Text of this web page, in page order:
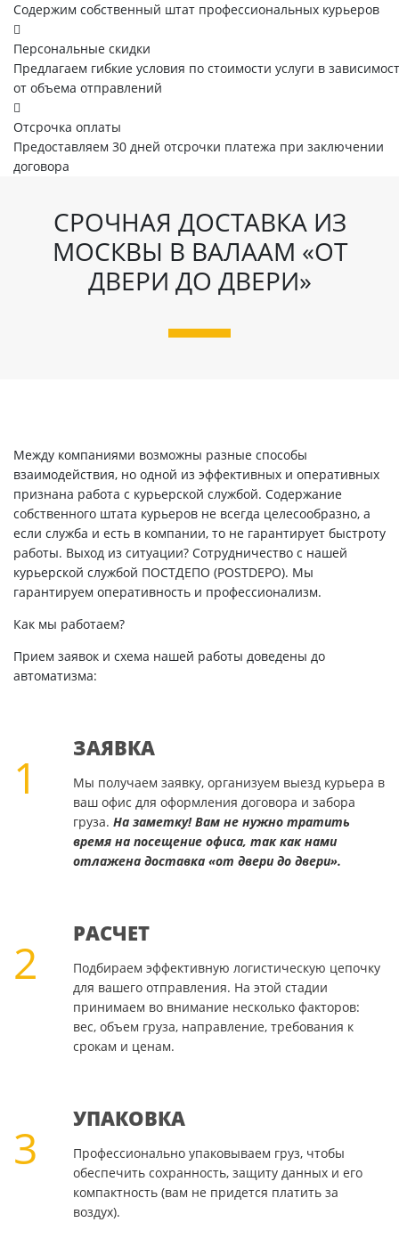
Содержим собственный штат профессиональных курьеров
Персональные скидки
Предлагаем гибкие условия по стоимости услуги в
от объема отправлений
Отсрочка оплаты
Предоставляем 30 дней отсрочки платежа при заключении
договора
СРОЧНАЯ ДОСТАВКА ИЗ
МОСКВЫ В ВАЛААМ «ОТ
ДВЕРИ ДО ДВЕРИ»
Между компаниями возможны разные способы
взаимодействия, но одной из эффективных и оперативных
признана работа с курьерской службой. Содержание
собственного штата курьеров не всегда целесообразно, а
если служба и есть в компании, то не гарантирует быстроту
работы. Выход из ситуации? Сотрудничество с нашей
курьерской службой ПОСТДЕПО (POSTDEPO). Мы
гарантируем оперативность и профессионализм.
Как мы работаем?
Прием заявок и схема нашей работы доведены до
автоматизма:
1
ЗАЯВКА
Мы получаем заявку, организуем выезд курьера в
ваш офис для оформления договора и забора
груза. На заметку! Вам не нужно тратить
время на посещение офиса, так как нами
отлажена доставка «от двери до двери».
2
РАСЧЕТ
Подбираем эффективную логистическую цепочку
для вашего отправления. На этой стадии
принимаем во внимание несколько факторов:
вес, объем груза, направление, требования к
срокам и ценам.
3
УПАКОВКА
Профессионально упаковываем груз, чтобы
обеспечить сохранность, защиту данных и его
компактность (вам не придется платить за
воздух).